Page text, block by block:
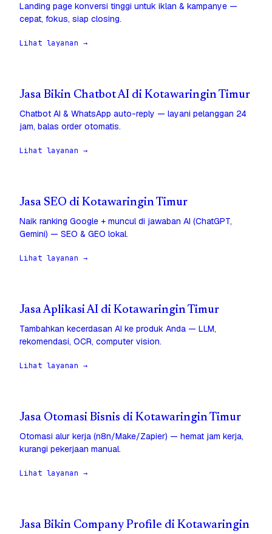
Landing page konversi tinggi untuk iklan & kampanye —
cepat, fokus, siap closing.
Lihat layanan →
Jasa Bikin Chatbot AI di Kotawaringin Timur
Chatbot AI & WhatsApp auto-reply — layani pelanggan 24
jam, balas order otomatis.
Lihat layanan →
Jasa SEO di Kotawaringin Timur
Naik ranking Google + muncul di jawaban AI (ChatGPT,
Gemini) — SEO & GEO lokal.
Lihat layanan →
Jasa Aplikasi AI di Kotawaringin Timur
Tambahkan kecerdasan AI ke produk Anda — LLM,
rekomendasi, OCR, computer vision.
Lihat layanan →
Jasa Otomasi Bisnis di Kotawaringin Timur
Otomasi alur kerja (n8n/Make/Zapier) — hemat jam kerja,
kurangi pekerjaan manual.
Lihat layanan →
Jasa Bikin Company Profile di Kotawaringin